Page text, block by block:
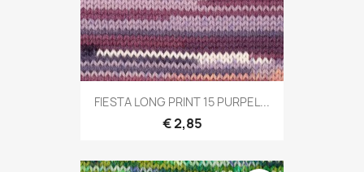
FIESTA LONG PRINT 15 PURPEL...
€ 2,85